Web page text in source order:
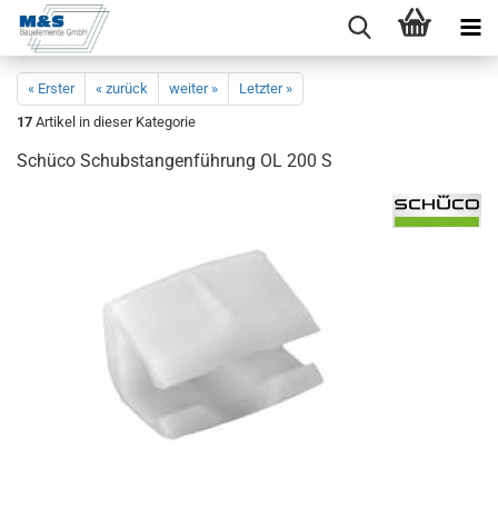
« Erster « zurück weiter »
Letzter »
17 Artikel in dieser Kategorie
Schü­co Schub­stan­gen­füh­rung OL 200 S